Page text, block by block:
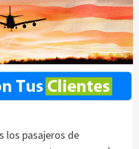
los pasajeros de